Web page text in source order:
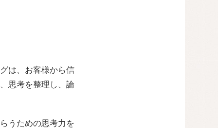
は、お客様から信
思考を整理し、論
うための思考力を